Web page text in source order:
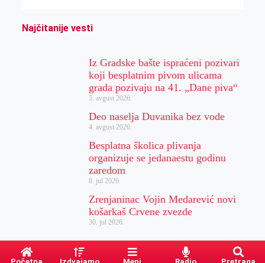
Najčitanije vesti
Iz Gradske bašte ispraćeni pozivari
koji besplatnim pivom ulicama
grada pozivaju na 41. „Dane piva“
5. avgust 2026.
Deo naselja Duvanika bez vode
4. avgust 2026.
Besplatna školica plivanja
organizuje se jedanaestu godinu
zaredom
8. jul 2026.
Zrenjaninac Vojin Medarević novi
košarkaš Crvene zvezde
30. jul 2026.